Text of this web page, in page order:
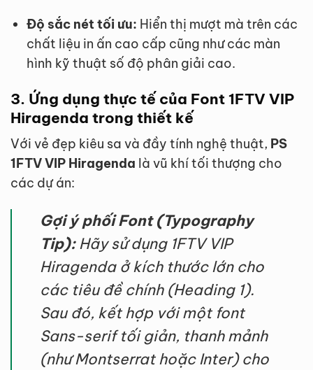
Độ sắc nét tối ưu: Hiển thị mượt mà trên các
chất liệu in ấn cao cấp cũng như các màn
hình kỹ thuật số độ phân giải cao.
3. Ứng dụng thực tế của Font 1FTV VIP
Hiragenda trong thiết kế
Với vẻ đẹp kiêu sa và đầy tính nghệ thuật, PS
1FTV VIP Hiragenda là vũ khí tối thượng cho
các dự án:
Gợi ý phối Font (Typography
Tip):Hãy sử dụng 1FTV VIP
Hiragenda ở kích thước lớn cho
các tiêu đề chính (Heading 1).
Sau đó, kết hợp với một font
Sans-serif tối giản, thanh mảnh
(nhưMontserrathoặcInter) cho